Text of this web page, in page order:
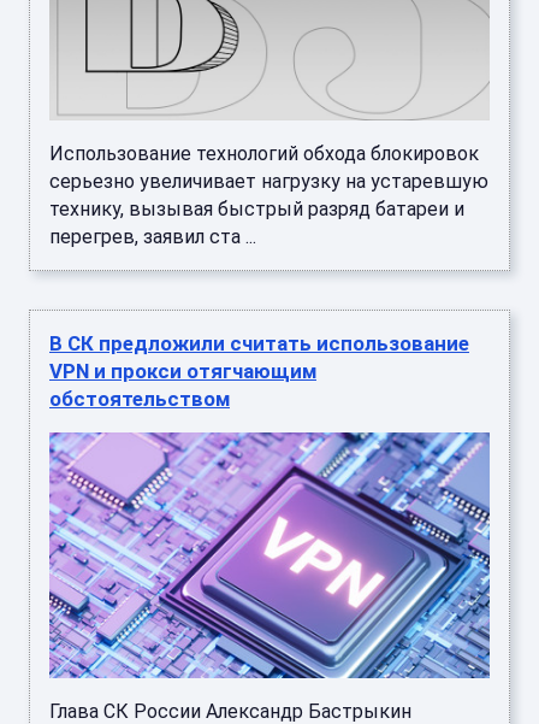
Использование технологий обхода блокировок
серьезно увеличивает нагрузку на устаревшую
технику, вызывая быстрый разряд батареи и
перегрев, заявил ста ...
В СК предложили считать использование
VPN и прокси отягчающим
обстоятельством
Глава СК России Александр Бастрыкин